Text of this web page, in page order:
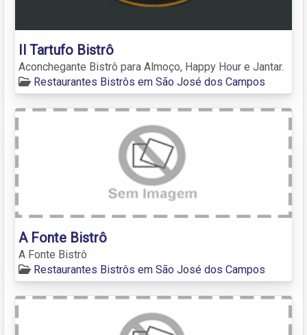
Il Tartufo Bistrô
Aconchegante Bistrô para Almoço, Happy Hour e Jantar.
Restaurantes Bistrôs em São José dos Campos
A Fonte Bistrô
A Fonte Bistrô
Restaurantes Bistrôs em São José dos Campos